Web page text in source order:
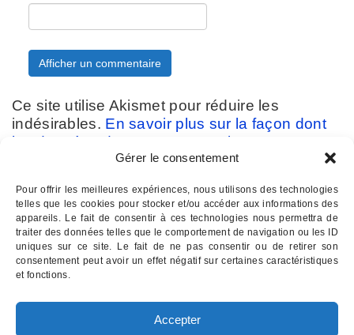
Gérer le consentement
Pour offrir les meilleures expériences, nous utilisons des technologies
telles que les cookies pour stocker et/ou accéder aux informations des
appareils. Le fait de consentir à ces technologies nous permettra de
traiter des données telles que le comportement de navigation ou les ID
uniques sur ce site. Le fait de ne pas consentir ou de retirer son
consentement peut avoir un effet négatif sur certaines caractéristiques
et fonctions.
Accepter
Ce site utilise Akismet pour réduire les
indésirables. En savoir plus sur la façon dont
les données de vos commentaires sont
Contactez-nous :07 82 11 22 85
INSTITUT D'HYPNOSE PALOIS